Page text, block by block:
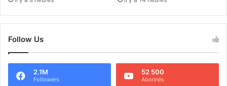
Follow Us
2.1M
Followers
52 500
Abonnés